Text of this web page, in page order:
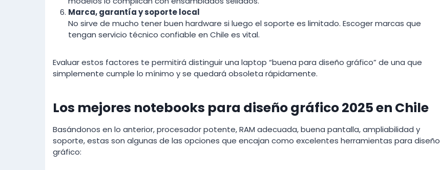
Marca, garantía y soporte local
No sirve de mucho tener buen hardware si luego el soporte es limitado. Escoger marcas que
tengan servicio técnico confiable en Chile es vital.
Evaluar estos factores te permitirá distinguir una laptop “buena para diseño gráfico” de una que
simplemente cumple lo mínimo y se quedará obsoleta rápidamente.
Los mejores notebooks para diseño gráfico 2025 en Chile
Basándonos en lo anterior, procesador potente, RAM adecuada, buena pantalla, ampliabilidad y
soporte, estas son algunas de las opciones que encajan como excelentes herramientas para diseño
gráfico: